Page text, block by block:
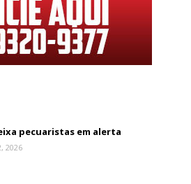
pecuaristas em alerta
2026